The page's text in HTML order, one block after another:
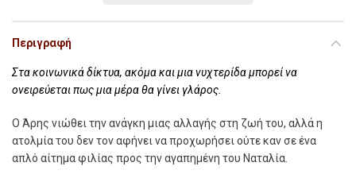
Περιγραφή
Στα κοινωνικά δίκτυα, ακόμα και μια νυχτερίδα μπορεί να
ονειρεύεται πως μια μέρα θα γίνει γλάρος.
O Άρης νιώθει την ανάγκη µιας αλλαγής στη ζωή του, αλλά η
ατολµία του δεν τον αφήνει να προχωρήσει ούτε καν σε ένα
απλό αίτηµα φιλίας προς την αγαπηµένη του Ναταλία.